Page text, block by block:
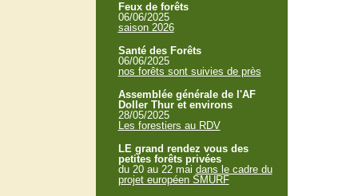
Feux de forêts
06/06/2025
saison 2026
Santé des Forêts
06/06/2025
nos forêts sont suivies de près
Assemblée générale de l'AF
Doller Thur et environs
28/05/2025
Les forestiers au RDV
LE grand rendez vous des
petites forêts privées
du 20 au 22 mai dans le cadre du
projet européen SMURF